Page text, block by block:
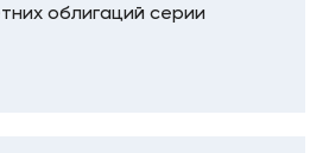
облигаций серии